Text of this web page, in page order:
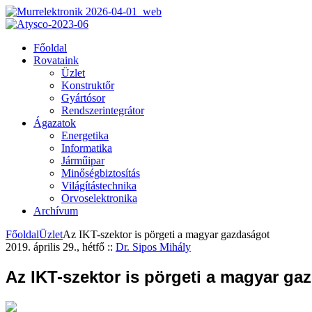
Főoldal
Rovataink
Üzlet
Konstruktőr
Gyártósor
Rendszerintegrátor
Ágazatok
Energetika
Informatika
Járműipar
Minőségbiztosítás
Világítástechnika
Orvoselektronika
Archívum
FőoldalÜzletAz IKT-szektor is pörgeti a magyar gazdaságot
2019. április 29., hétfő :: Dr. Sipos Mihály
Az IKT-szektor is pörgeti a magyar